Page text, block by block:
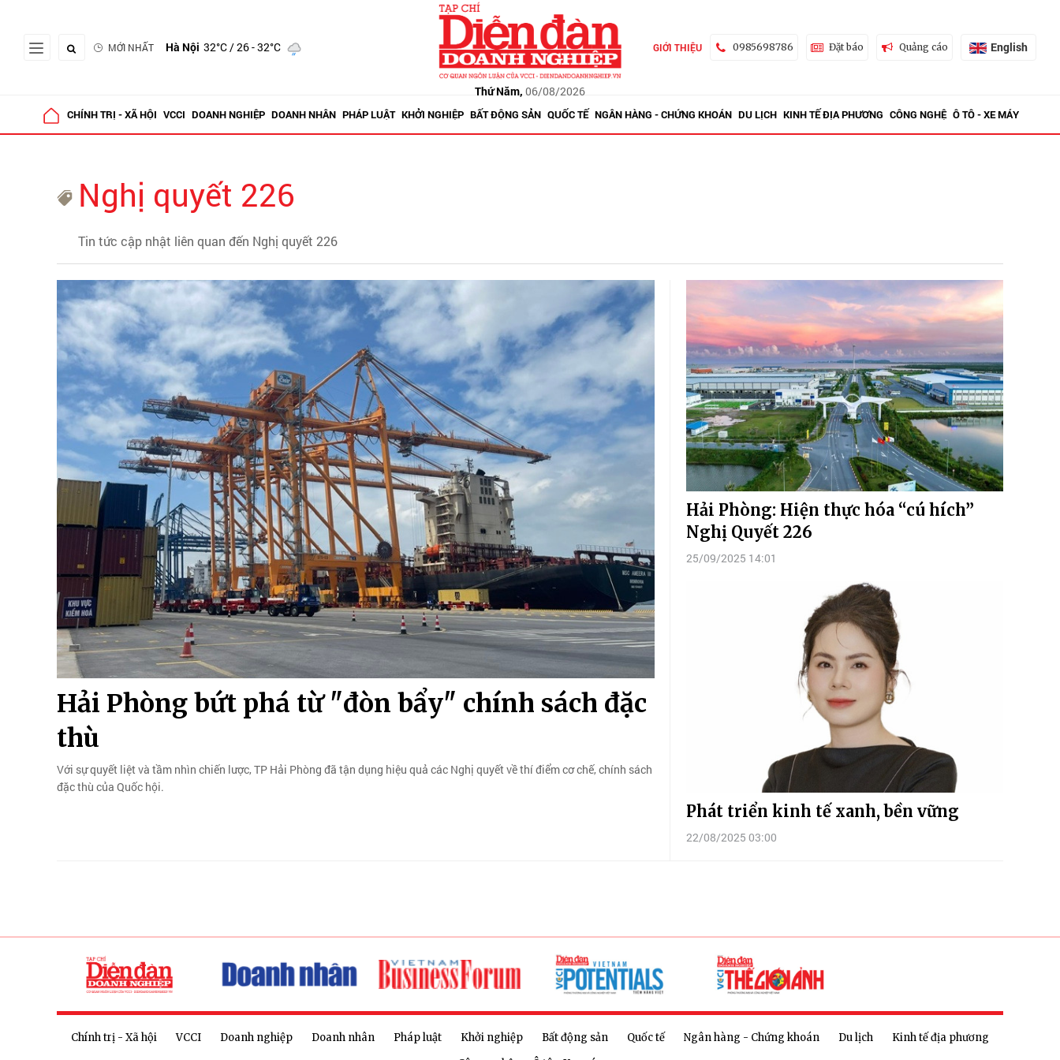
MỚI NHẤT Hà Nội 32°C/ 26 - 32°C
Thứ Năm, 06/08/2026
GIỚI THIỆU 0985698786 Đặt báo Quảng cáo English
CHÍNH TRỊ - XÃ HỘI VCCI DOANH NGHIỆP DOANH NHÂN PHÁP LUẬT KHỞI NGHIỆP BẤT ĐỘNG SẢN QUỐC TẾ NGÂN HÀNG - CHỨNG KHOÁN DU LỊCH KINH TẾ ĐỊA PHƯƠNG CÔNG NGHỆ Ô TÔ - XE MÁY
Nghị quyết 226
Tin tức cập nhật liên quan đến Nghị quyết 226
Hải Phòng bứt phá từ "đòn bẩy" chính sách đặc
thù
Với sự quyết liệt và tầm nhìn chiến lược, TP Hải Phòng đã tận dụng hiệu quả các Nghị quyết về thí điểm cơ chế, chính sách
đặc thù của Quốc hội.
Hải Phòng: Hiện thực hóa “cú hích”
Nghị Quyết 226
25/09/2025 14:01
Phát triển kinh tế xanh, bền vững
22/08/2025 03:00
Chính trị - Xã hội VCCI Doanh nghiệp Doanh nhân Pháp luật Khởi nghiệp Bất động sản Quốc tế Ngân hàng - Chứng khoán Du lịch
Kinh tế địa phương